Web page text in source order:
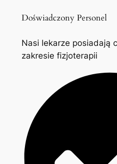
Doświadczony Personel
Nasi lekarze posiadają
zakresie fizjoterapii